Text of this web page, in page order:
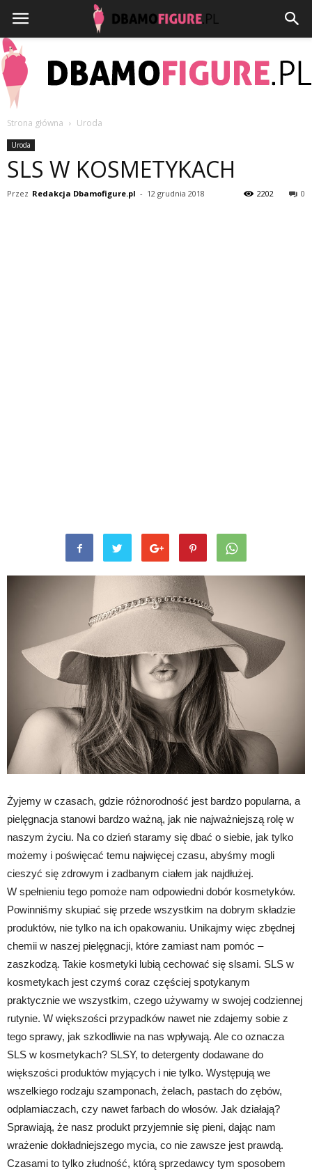
Strona główna Uroda
Uroda
SLS W KOSMETYKACH
Przez Redakcja Dbamofigure.pl - 12 grudnia 2018 0
2202
Żyjemy w czasach, gdzie różnorodność jest bardzo popularna, a
pielęgnacja stanowi bardzo ważną, jak nie najważniejszą rolę w
naszym życiu. Na co dzień staramy się dbać o siebie, jak tylko
możemy i poświęcać temu najwięcej czasu, abyśmy mogli
cieszyć się zdrowym i zadbanym ciałem jak najdłużej.
W spełnieniu tego pomoże nam odpowiedni dobór kosmetyków.
Powinniśmy skupiać się przede wszystkim na dobrym składzie
produktów, nie tylko na ich opakowaniu. Unikajmy więc zbędnej
chemii w naszej pielęgnacji, które zamiast nam pomóc –
zaszkodzą. Takie kosmetyki lubią cechować się slsami. SLS w
kosmetykach jest czymś coraz częściej spotykanym
praktycznie we wszystkim, czego używamy w swojej codziennej
rutynie. W większości przypadków nawet nie zdajemy sobie z
tego sprawy, jak szkodliwie na nas wpływają. Ale co oznacza
SLS w kosmetykach? SLSY, to detergenty dodawane do
większości produktów myjących i nie tylko. Występują we
wszelkiego rodzaju szamponach, żelach, pastach do zębów,
odplamiaczach, czy nawet farbach do włosów. Jak działają?
Sprawiają, że nasz produkt przyjemnie się pieni, dając nam
wrażenie dokładniejszego mycia, co nie zawsze jest prawdą.
Czasami to tylko złudność, którą sprzedawcy tym sposobem